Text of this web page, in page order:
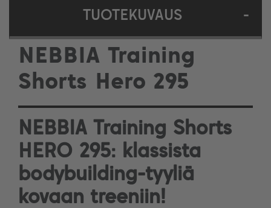
TUOTEKUVAUS -
NEBBIA Training
Shorts Hero 295
NEBBIA Training Shorts
HERO 295: klassista
bodybuilding-tyyliä
kovaan treeniin!